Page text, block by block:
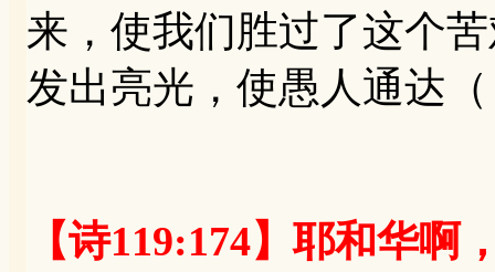
来，使我们胜过了这个
发出亮光，使愚人通达
【诗119:174】耶和华